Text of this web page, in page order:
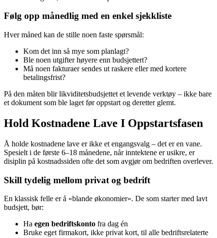
Følg opp månedlig med en enkel sjekkliste
Hver måned kan de stille noen faste spørsmål:
Kom det inn så mye som planlagt?
Ble noen utgifter høyere enn budsjettert?
Må noen fakturaer sendes ut raskere eller med kortere
betalingsfrist?
På den måten blir likviditetsbudsjettet et levende verktøy – ikke bare
et dokument som ble laget før oppstart og deretter glemt.
Hold Kostnadene Lave I Oppstartsfasen
Å holde kostnadene lave er ikke et engangsvalg – det er en vane.
Spesielt i de første 6–18 månedene, når inntektene er usikre, er
disiplin på kostnadssiden ofte det som avgjør om bedriften overlever.
Skill tydelig mellom privat og bedrift
En klassisk felle er å «blande økonomier». De som starter med lavt
budsjett, bør:
Ha egen bedriftskonto fra dag én
Bruke eget firmakort, ikke privat kort, til alle bedriftsrelaterte